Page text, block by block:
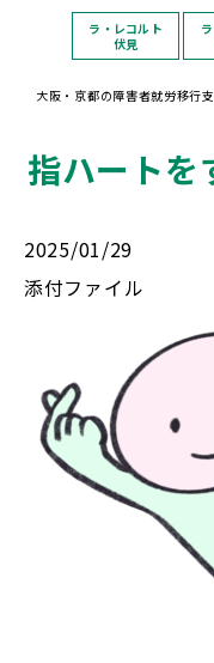
ラ・レコルト
伏見
大阪・京都の障害者就労移行
指ハートを
2025/01/29
添付ファイル